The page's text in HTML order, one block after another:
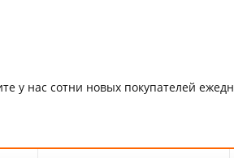
у нас сотни новых покупателей